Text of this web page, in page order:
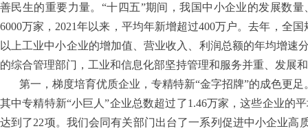
善民生的重要力量。“十四五”期间，我国中小企业的发展数
6000万家，2021年以来，平均年新增超过400万户。去年，全
以上工业中小企业的增加值、营业收入、利润总额的年均增速
的综合管理部门，工业和信息化部坚持管理和服务并重、发展
第一，梯度培育优质企业，专精特新“金字招牌”的成色更
其中专精特新“小巨人”企业总数超过了1.46万家，这些企业的
达到了22项。我们会同有关部门出台了一系列促进中小企业